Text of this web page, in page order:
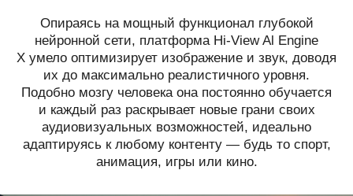
Опираясь на мощный функционал глубокой
нейронной сети, платформа Hi-View Al Engine
X умело оптимизирует изображение и звук, доводя
их до максимально реалистичного уровня.
Подобно мозгу человека она постоянно обучается
и каждый раз раскрывает новые грани своих
аудиовизуальных возможностей, идеально
адаптируясь к любому контенту — будь то спорт,
анимация, игры или кино.